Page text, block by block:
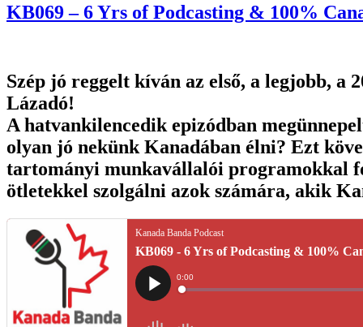
KB069 – 6 Yrs of Podcasting & 100%
Szép jó reggelt kíván az első, a legjobb,
Lázadó!
A hatvankilencedik epizódban
olyan jó nekünk Kanadában élni? Ezt
tartományi munkavállalói programokkal
ötletekkel szolgálni azok számára, akik